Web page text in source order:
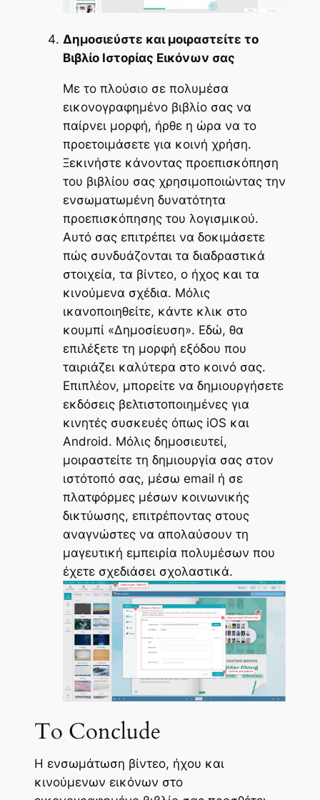
Δημοσιεύστε και μοιραστείτε το
Βιβλίο Ιστορίας Εικόνων σας
Με το πλούσιο σε πολυμέσα
εικονογραφημένο βιβλίο σας να
παίρνει μορφή, ήρθε η ώρα να το
προετοιμάσετε για κοινή χρήση.
Ξεκινήστε κάνοντας προεπισκόπηση
του βιβλίου σας χρησιμοποιώντας την
ενσωματωμένη δυνατότητα
προεπισκόπησης του λογισμικού.
Αυτό σας επιτρέπει να δοκιμάσετε
πώς συνδυάζονται τα διαδραστικά
στοιχεία, τα βίντεο, ο ήχος και τα
κινούμενα σχέδια. Μόλις
ικανοποιηθείτε, κάντε κλικ στο
κουμπί «Δημοσίευση». Εδώ, θα
επιλέξετε τη μορφή εξόδου που
ταιριάζει καλύτερα στο κοινό σας.
Επιπλέον, μπορείτε να δημιουργήσετε
εκδόσεις βελτιστοποιημένες για
κινητές συσκευές όπως iOS και
Android. Μόλις δημοσιευτεί,
μοιραστείτε τη δημιουργία σας στον
ιστότοπό σας, μέσω email ή σε
πλατφόρμες μέσων κοινωνικής
δικτύωσης, επιτρέποντας στους
αναγνώστες να απολαύσουν τη
μαγευτική εμπειρία πολυμέσων που
έχετε σχεδιάσει σχολαστικά.
To Conclude
Η ενσωμάτωση βίντεο, ήχου και
κινούμενων εικόνων στο